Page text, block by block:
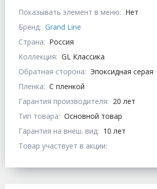
Показывать элемент в меню: Нет
Бренд: Grand Line
Страна: Россия
Коллекция: GL Классика
Обратная сторона: Эпоксидная серая
Пленка: С пленкой
Гарантия производителя: 20 лет
Тип товара: Основной товар
Гарантия на внеш. вид: 10 лет
Товар участвует в акции: